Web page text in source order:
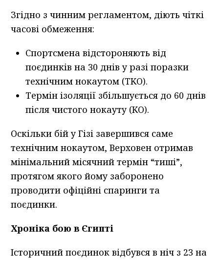
Згідно з чинним регламентом, діють чіткі
часові обмеження:
Спортсмена відстороняють від
поєдинків на 30 днів у разі поразки
технічним нокаутом (TKO).
Термін ізоляції збільшується до 60 днів
після чистого нокауту (KO).
Оскільки бій у Гізі завершився саме
технічним нокаутом, Верховен отримав
мінімальний місячний термін “тиші”,
протягом якого йому заборонено
проводити офіційні спаринги та
поєдинки.
Хроніка бою в Єгипті
Історичний поєдинок відбувся в ніч з 23 на